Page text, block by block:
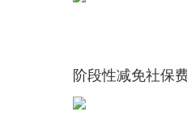
阶段性减免社保